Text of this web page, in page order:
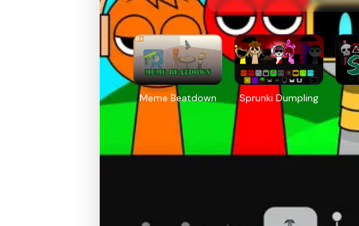
Meme Beatdown Sprunki Dumpling